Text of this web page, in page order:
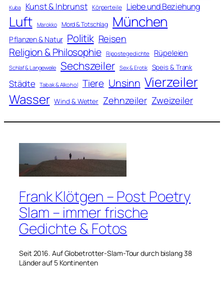
Kuba Kunst & Inbrunst Körperteile Liebe und Beziehung
Luft Marokko Mord & Totschlag München
Pflanzen & Natur Politik Reisen
Religion & Philosophie Ripostegedichte Rüpeleien
Schlaf & Langeweile Sechszeiler Sex & Erotik Speis & Trank
Städte Tabak & Alkohol Tiere Unsinn Vierzeiler
Wasser Wind & Wetter Zehnzeiler Zweizeiler
Frank Klötgen – Post Poetry
Slam – immer frische
Gedichte & Fotos
Seit 2016. Auf Globetrotter-Slam-Tour durch bislang 38
Länder auf 5 Kontinenten